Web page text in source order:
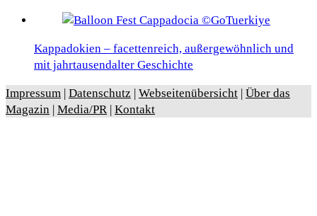
Kappadokien – facettenreich, außergewöhnlich und
mit jahrtausendalter Geschichte
Impressum Datenschutz Webseitenübersicht Über das
Magazin
Media/PR| Kontakt